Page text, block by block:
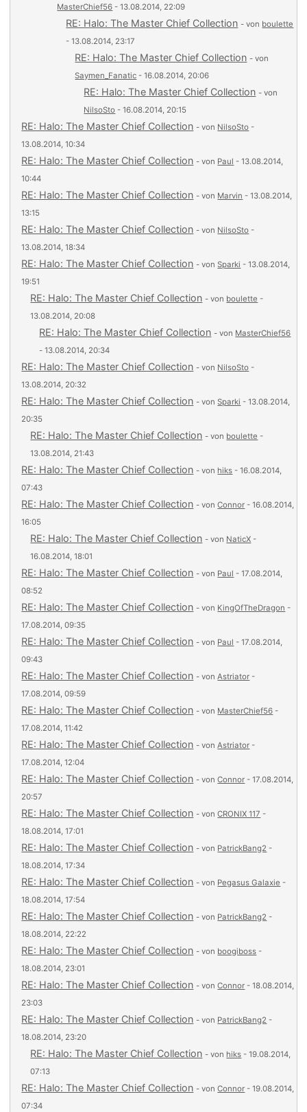
MasterChief56 - 13.08.2014, 22:09
RE: Halo: The Master Chief Collection - von boulette
- 13.08.2014, 23:17
RE: Halo: The Master Chief Collection - von
Saymen_Fanatic - 16.08.2014, 20:06
RE: Halo: The Master Chief Collection - von
NilsoSto - 16.08.2014, 20:15
RE: Halo: The Master Chief Collection - von NilsoSto -
13.08.2014, 10:34
RE: Halo: The Master Chief Collection - von Paul - 13.08.2014,
10:44
RE: Halo: The Master Chief Collection - von Marvin - 13.08.2014,
13:15
RE: Halo: The Master Chief Collection - von NilsoSto -
13.08.2014, 18:34
RE: Halo: The Master Chief Collection - vonSparki - 13.08.2014,
19:51
RE: Halo: The Master Chief Collection - von boulette -
13.08.2014, 20:08
RE: Halo: The Master Chief Collection - von MasterChief56
- 13.08.2014, 20:34
RE: Halo: The Master Chief Collection - von NilsoSto -
13.08.2014, 20:32
RE: Halo: The Master Chief Collection - vonSparki - 13.08.2014,
20:35
RE: Halo: The Master Chief Collection - von boulette -
13.08.2014, 21:43
RE: Halo: The Master Chief Collection - von hiks - 16.08.2014,
07:43
RE: Halo: The Master Chief Collection - vonConnor - 16.08.2014,
16:05
RE: Halo: The Master Chief Collection - von NaticX -
16.08.2014, 18:01
RE: Halo: The Master Chief Collection - von Paul - 17.08.2014,
08:52
RE: Halo: The Master Chief Collection - von KingOfTheDragon -
17.08.2014, 09:35
RE: Halo: The Master Chief Collection - von Paul - 17.08.2014,
09:43
RE: Halo: The Master Chief Collection - vonAstriator -
17.08.2014, 09:59
RE: Halo: The Master Chief Collection - von MasterChief56 -
17.08.2014, 11:42
RE: Halo: The Master Chief Collection - vonAstriator -
17.08.2014, 12:04
RE: Halo: The Master Chief Collection - vonConnor - 17.08.2014,
20:57
RE: Halo: The Master Chief Collection - vonCRONIX 117 -
18.08.2014, 17:01
RE: Halo: The Master Chief Collection - von PatrickBang2 -
18.08.2014, 17:34
RE: Halo: The Master Chief Collection - von Pegasus Galaxie -
18.08.2014, 17:54
RE: Halo: The Master Chief Collection - von PatrickBang2 -
18.08.2014, 22:22
RE: Halo: The Master Chief Collection - von boogiboss -
18.08.2014, 23:01
RE: Halo: The Master Chief Collection - vonConnor - 18.08.2014,
23:03
RE: Halo: The Master Chief Collection - von PatrickBang2 -
18.08.2014, 23:20
RE: Halo: The Master Chief Collection - von hiks - 19.08.2014,
07:13
RE: Halo: The Master Chief Collection - vonConnor - 19.08.2014,
07:34